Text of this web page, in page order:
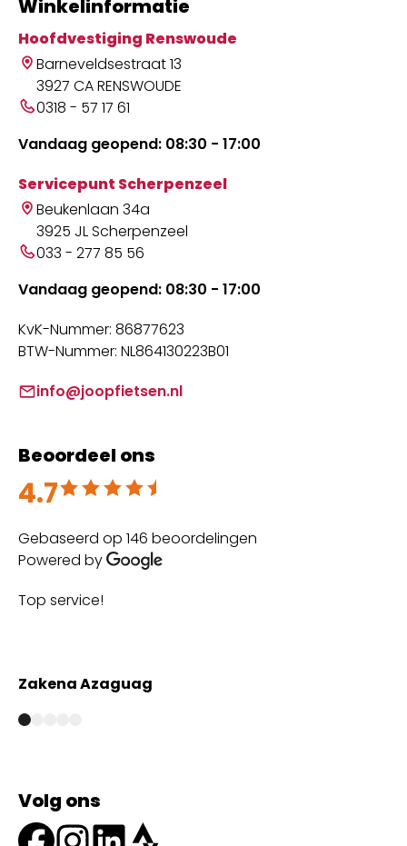
Winkelinformatie
Hoofdvestiging Renswoude
Barneveldsestraat 13
3927 CA RENSWOUDE
0318 - 57 17 61
Vandaag geopend: 08:30 - 17:00
Servicepunt Scherpenzeel
Beukenlaan 34a
3925 JL Scherpenzeel
033 - 277 85 56
Vandaag geopend: 08:30 - 17:00
KvK-Nummer: 86877623
BTW-Nummer: NL864130223B01
info@joopfietsen.nl
Beoordeel ons
4.7
Beoordeeld met 4.7 uit 5
Gebaseerd op 146 beoordelingen
Powered by
Top service!
Zakena Azaguag
Volg ons